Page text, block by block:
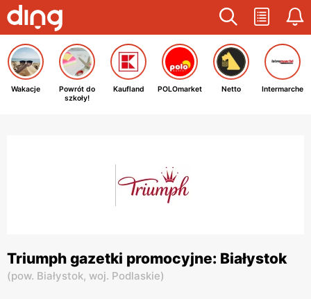
Wakacje
Powrót do
szkoły!
Kaufland POLOmarket Netto Intermarche
Triumph gazetki promocyjne: Białystok
(pow. Białystok, woj. Podlaskie)